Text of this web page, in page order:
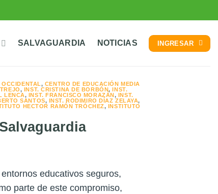
SALVAGUARDIA NOTICIAS INGRESAR
, CENTRO DE EDUCACIÓN MEDIA
, INST. CRISTINA DE BORBÓN,INST.
LENCA, INST. FRANCISCO MORAZÁN, INST.
SANTOS, INST. RODIMIRO DÍAZ ZELAYA,
HECTOR RAMÓN TRÓCHEZ, INSTITUTO
educativos seguros,
parte de este compromiso,